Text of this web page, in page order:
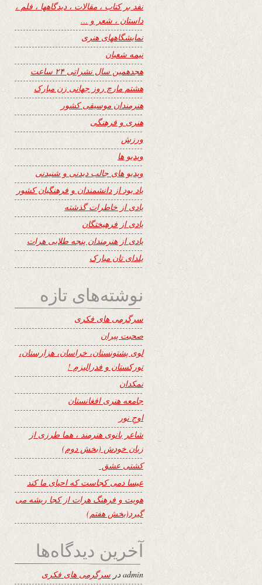
نفد بر کتاب ، مقالات ، دیدگاهها ، فلم ،
داستان ، شعر و …
نمایشگاههای هنری
نیمه شعبان
هجدهمین سال نشراتی ۲۴ ساعت
هشتم مارچ روز جهانی زن مبارک
هنرمندان موسیقی کشور
هنری و فرهنگی
ورزش
ویدیو ها
ویدیو های جالب دیدنی و شنیدنی
یاد بود از دانشمندان و فرهنگیان کشور
یادی از خاطرات گذشته
یادی از فرهیختگان
یادی از هنرمندان پنجه طلایی هرات
یلدای تان مبارک
نوشته‌های تازه
سرگرمی های فکری
صحبت پیران
لوی پشتونستان، خراسان، هزارستان،
تورکستان و فدرالیزم !
نمکدان
جامعه هنری افغانستان
اوجِ نور
شاعر بانوی هنرمند ، هما طرزی از
زبان خودش (بخش دوم)
کشتی عشق
عیسا دمی کجاست که احیای ما کند
هویت و فرهنگ هرات از کجا ریشه می
گیرد(بخش هفتم)
آخرین دیدگاه‌ها
adminدر سرگرمی های فکری